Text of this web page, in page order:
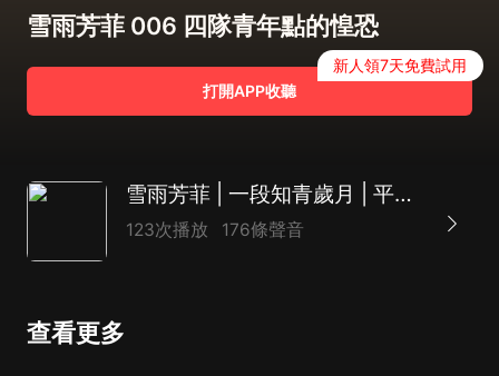
雪雨芳菲 006 四隊青年點的惶恐
打開APP收聽
新人領7天免費試用
雪雨芳菲 | 一段知青歲月 | 平凡但真摯的愛情 | 年代文
123次播放 176條聲音
查看更多